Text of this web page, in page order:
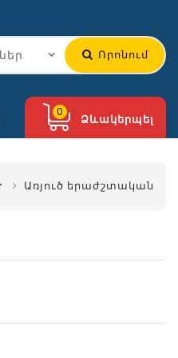
Որոնում
Ձևակերպել
0
Առյուծ երաժշտական